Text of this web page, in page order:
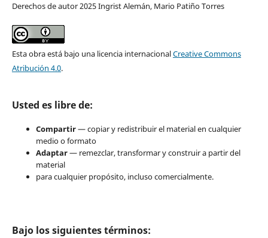
Derechos de autor 2025 Ingrist Alemán, Mario Patiño Torres
Esta obra está bajo una licencia internacionalCreative Commons
Atribución 4.0.
Usted es libre de:
Compartir— copiar y redistribuir el material en cualquier
medio o formato
Adaptar— remezclar, transformar y construir a partir del
material
para cualquier propósito, incluso comercialmente.
Bajo los siguientes términos: